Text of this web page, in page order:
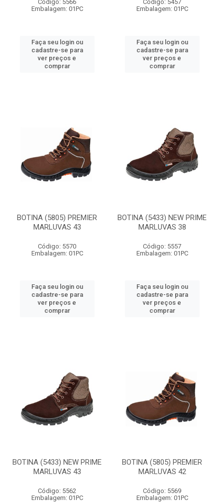
Código: 5566
Embalagem: 01PC
Faça seu login ou
cadastre-se para
ver preços e
comprar
Código: 5457
Embalagem: 01PC
Faça seu login ou
cadastre-se para
ver preços e
comprar
BOTINA (5805) PREMIER
MARLUVAS 43
Código: 5570
Embalagem: 01PC
Faça seu login ou
cadastre-se para
ver preços e
comprar
BOTINA (5433) NEW PRIME
MARLUVAS 38
Código: 5557
Embalagem: 01PC
Faça seu login ou
cadastre-se para
ver preços e
comprar
BOTINA (5433) NEW PRIME
MARLUVAS 43
Código: 5562
Embalagem: 01PC
BOTINA (5805) PREMIER
MARLUVAS 42
Código: 5569
Embalagem: 01PC